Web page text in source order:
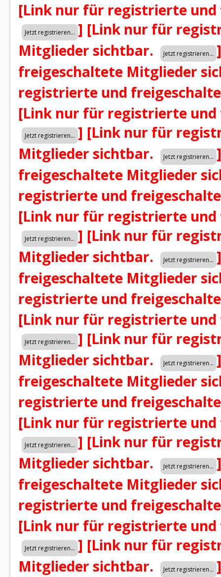
[Link nur für registrierte
] [Link nur für
Mitglieder sichtbar.
]
freigeschaltete Mitglieder
registrierte und
[Link nur für registrierte
] [Link nur für
Mitglieder sichtbar.
]
freigeschaltete Mitglieder
registrierte und
[Link nur für registrierte
] [Link nur für
Mitglieder sichtbar.
]
freigeschaltete Mitglieder
registrierte und
[Link nur für registrierte
] [Link nur für
Mitglieder sichtbar.
]
freigeschaltete Mitglieder
registrierte und
[Link nur für registrierte
] [Link nur für
Mitglieder sichtbar.
]
freigeschaltete Mitglieder
registrierte und
[Link nur für registrierte
] [Link nur für
Mitglieder sichtbar.
]